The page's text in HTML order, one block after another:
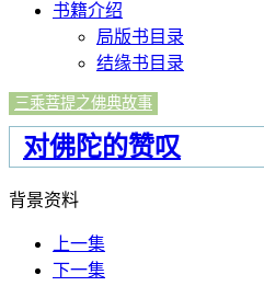
书籍介绍
局版书目录
结缘书目录
三乘菩提之佛典故事
对佛陀的赞叹
背景资料
上一集
下一集